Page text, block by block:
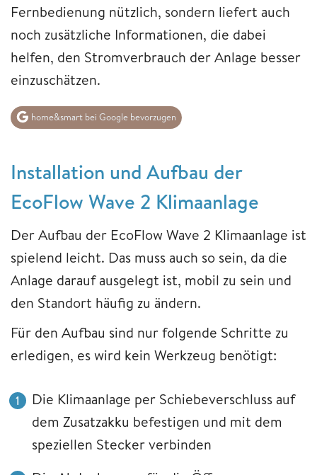
Fernbedienung nützlich, sondern liefert auch
noch zusätzliche Informationen, die dabei
helfen, den Stromverbrauch der Anlage besser
einzuschätzen.
home&smart bei Google bevorzugen
Installation und Aufbau der
EcoFlow Wave 2 Klimaanlage
Der Aufbau der EcoFlow Wave 2 Klimaanlage ist
spielend leicht. Das muss auch so sein, da die
Anlage darauf ausgelegt ist, mobil zu sein und
den Standort häufig zu ändern.
Für den Aufbau sind nur folgende Schritte zu
erledigen, es wird kein Werkzeug benötigt:
Die Klimaanlage per Schiebeverschluss auf
dem Zusatzakku befestigen und mit dem
speziellen Stecker verbinden